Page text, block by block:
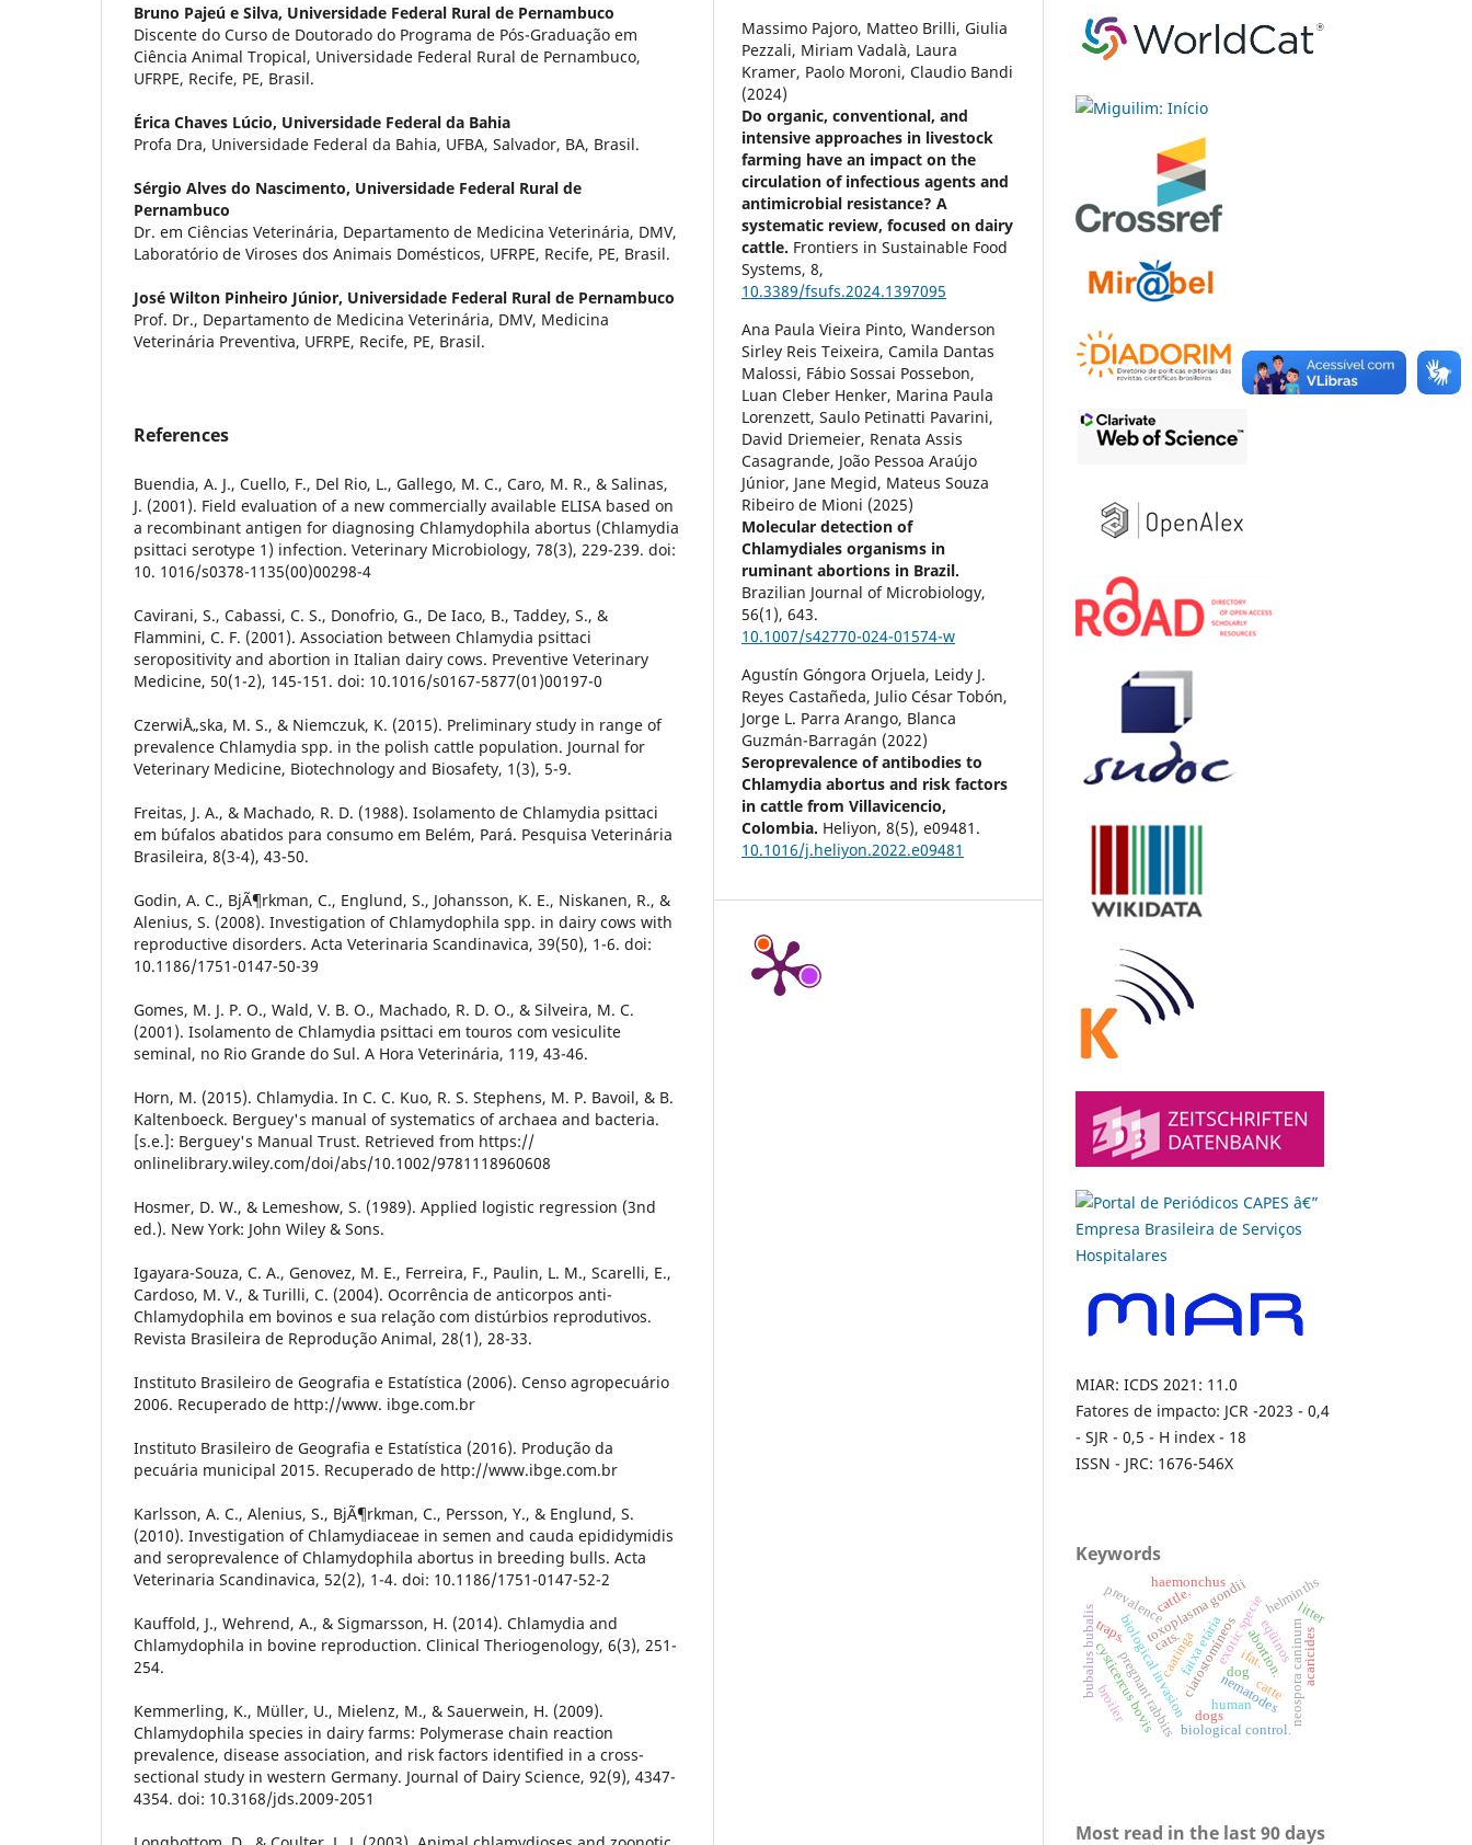
Bruno Pajeú e Silva, Universidade Federal Rural de Pernambuco
Discente do Curso de Doutorado do Programa de Pós-Graduação em
Ciência Animal Tropical, Universidade Federal Rural de Pernambuco,
UFRPE, Recife, PE, Brasil.
Érica Chaves Lúcio, Universidade Federal da Bahia
Profa Dra, Universidade Federal da Bahia, UFBA, Salvador, BA, Brasil.
Sérgio Alves do Nascimento, Universidade Federal Rural de
Pernambuco
Dr. em Ciências Veterinária, Departamento de Medicina Veterinária, DMV,
Laboratório de Viroses dos Animais Domésticos, UFRPE, Recife, PE, Brasil.
José Wilton Pinheiro Júnior, Universidade Federal Rural de Pernambuco
Prof. Dr., Departamento de Medicina Veterinária, DMV, Medicina
Veterinária Preventiva, UFRPE, Recife, PE, Brasil.
References
Buendia, A. J., Cuello, F., Del Rio, L., Gallego, M. C., Caro, M. R., & Salinas,
J. (2001). Field evaluation of a new commercially available ELISA based on
a recombinant antigen for diagnosing Chlamydophila abortus (Chlamydia
psittaci serotype 1) infection. Veterinary Microbiology, 78(3), 229-239. doi:
10. 1016/s0378-1135(00)00298-4
Cavirani, S., Cabassi, C. S., Donofrio, G., De Iaco, B., Taddey, S., &
Flammini, C. F. (2001). Association between Chlamydia psittaci
seropositivity and abortion in Italian dairy cows. Preventive Veterinary
Medicine, 50(1-2), 145-151. doi: 10.1016/s0167-5877(01)00197-0
CzerwiÅ„ska, M. S., & Niemczuk, K. (2015). Preliminary study in range of
prevalence Chlamydia spp. in the polish cattle population. Journal for
Veterinary Medicine, Biotechnology and Biosafety, 1(3), 5-9.
Freitas, J. A., & Machado, R. D. (1988). Isolamento de Chlamydia psittaci
em búfalos abatidos para consumo em Belém, Pará. Pesquisa Veterinária
Brasileira, 8(3-4), 43-50.
Godin, A. C., BjÃ¶rkman, C., Englund, S., Johansson, K. E., Niskanen, R., &
Alenius, S. (2008). Investigation of Chlamydophila spp. in dairy cows with
reproductive disorders. Acta Veterinaria Scandinavica, 39(50), 1-6. doi:
10.1186/1751-0147-50-39
Gomes, M. J. P. O., Wald, V. B. O., Machado, R. D. O., & Silveira, M. C.
(2001). Isolamento de Chlamydia psittaci em touros com vesiculite
seminal, no Rio Grande do Sul. A Hora Veterinária, 119, 43-46.
Horn, M. (2015). Chlamydia. In C. C. Kuo, R. S. Stephens, M. P. Bavoil, & B.
Kaltenboeck. Berguey's manual of systematics of archaea and bacteria.
[s.e.]: Berguey's Manual Trust. Retrieved from https://
onlinelibrary.wiley.com/doi/abs/10.1002/9781118960608
Hosmer, D. W., & Lemeshow, S. (1989). Applied logistic regression (3nd
ed.). New York: John Wiley & Sons.
Igayara-Souza, C. A., Genovez, M. E., Ferreira, F., Paulin, L. M., Scarelli, E.,
Cardoso, M. V., & Turilli, C. (2004). Ocorrência de anticorpos anti-
Chlamydophila em bovinos e sua relação com distúrbios reprodutivos.
Revista Brasileira de Reprodução Animal, 28(1), 28-33.
Instituto Brasileiro de Geografia e Estatística (2006). Censo agropecuário
2006. Recuperado de http://www. ibge.com.br
Instituto Brasileiro de Geografia e Estatística (2016). Produção da
pecuária municipal 2015. Recuperado de http://www.ibge.com.br
Karlsson, A. C., Alenius, S., BjÃ¶rkman, C., Persson, Y., & Englund, S.
(2010). Investigation of Chlamydiaceae in semen and cauda epididymidis
and seroprevalence of Chlamydophila abortus in breeding bulls. Acta
Veterinaria Scandinavica, 52(2), 1-4. doi: 10.1186/1751-0147-52-2
Kauffold, J., Wehrend, A., & Sigmarsson, H. (2014). Chlamydia and
Chlamydophila in bovine reproduction. Clinical Theriogenology, 6(3), 251-
254.
Kemmerling, K., Müller, U., Mielenz, M., & Sauerwein, H. (2009).
Chlamydophila species in dairy farms: Polymerase chain reaction
prevalence, disease association, and risk factors identified in a cross-
sectional study in western Germany. Journal of Dairy Science, 92(9), 4347-
4354. doi: 10.3168/jds.2009-2051
Massimo Pajoro, Matteo Brilli, Giulia
Pezzali, Miriam Vadalà, Laura
Kramer, Paolo Moroni, Claudio Bandi
(2024)
Do organic, conventional, and
intensive approaches in livestock
farming have an impact on the
circulation of infectious agents and
antimicrobial resistance? A
systematic review, focused on dairy
cattle. Frontiers in Sustainable Food
Systems,8,
10.3389/fsufs.2024.1397095
Ana Paula Vieira Pinto, Wanderson
Sirley Reis Teixeira, Camila Dantas
Malossi, Fábio Sossai Possebon,
Luan Cleber Henker, Marina Paula
Lorenzett, Saulo Petinatti Pavarini,
David Driemeier, Renata Assis
Casagrande, João Pessoa Araújo
Júnior, Jane Megid, Mateus Souza
Ribeiro de Mioni (2025)
Molecular detection of
Chlamydiales organisms in
ruminant abortions in Brazil.
Brazilian Journal of Microbiology,
56(1),643.
10.1007/s42770-024-01574-w
Agustín Góngora Orjuela, Leidy J.
Reyes Castañeda, Julio César Tobón,
Jorge L. Parra Arango, Blanca
Guzmán-Barragán (2022)
Seroprevalence of antibodies to
Chlamydia abortus and risk factors
in cattle from Villavicencio,
Colombia. Heliyon,8(5),e09481.
10.1016/j.heliyon.2022.e09481
MIAR: ICDS 2021: 11.0
Fatores de impacto: JCR -2023 - 0,4
- SJR - 0,5 - H index - 18
ISSN - JRC: 1676-546X
Keywords
biological invasion exotic specie
caatinga
toxoplasma gondii
pregnant rabbits abortion.
nematodes
biological control.
ciatostomíneos
faixa etária eqüinos
cysticercus bovis catte neospora caninum
bubalus bubalis dog
human
ifat.
prevalence helminths
cattle.
dogs
cats.
litter
broiler
traps. acaricides
haemonchus
Most read in the last 90 days